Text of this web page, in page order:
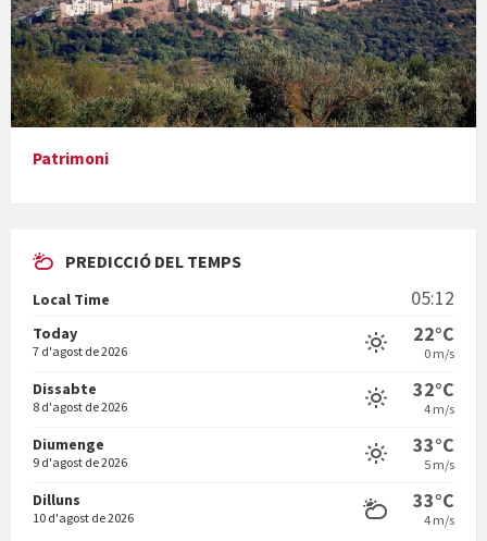
Presentació del llibre &quot;La mare&quot;, d'Emma Zafon
Vermuts a la Font. Hit parit
Patrimoni
PREDICCIÓ DEL TEMPS
Local Time 05:12
Today
7 d'agost de 2026
22°C
0 m/s
Dissabte
8 d'agost de 2026
32°C
4 m/s
Diumenge
9 d'agost de 2026
33°C
5 m/s
Dilluns
10 d'agost de 2026
33°C
4 m/s